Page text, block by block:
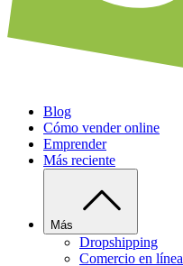
Blog
Cómo vender online
Emprender
Más reciente
Más
Dropshipping
Comercio en línea